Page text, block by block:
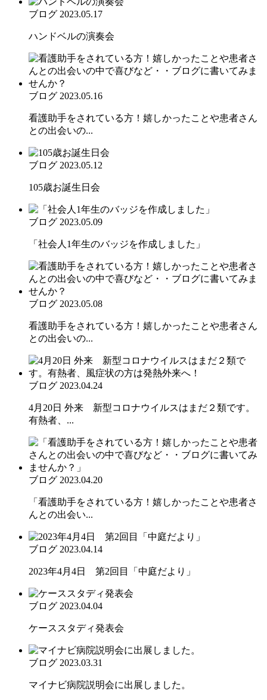
ブログ 2023.05.17
ハンドベルの演奏会
ブログ 2023.05.16
看護助手をされている方！嬉しかったことや患者さん
との出会いの...
ブログ 2023.05.12
105歳お誕生日会
ブログ 2023.05.09
「社会人1年生のバッジを作成しました」
ブログ 2023.05.08
看護助手をされている方！嬉しかったことや患者さん
との出会いの...
ブログ 2023.04.24
4月20日 外来 新型コロナウイルスはまだ２類です。
有熱者、...
ブログ 2023.04.20
「看護助手をされている方！嬉しかったことや患者さ
んとの出会い...
ブログ 2023.04.14
2023年4月4日 第2回目「中庭だより」
ブログ 2023.04.04
ケーススタディ発表会
ブログ 2023.03.31
マイナビ病院説明会に出展しました。